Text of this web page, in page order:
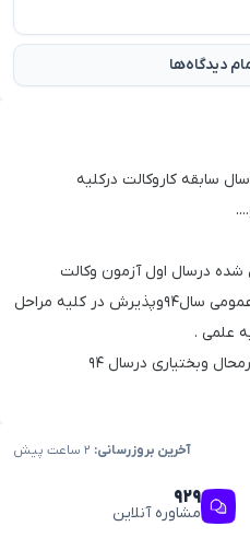
دیدگاه‌ها
وکیل پایه یک دادگستری بابیش از۱۰سال سابقه کاروکالت درکلیه
۳) قبول شده آزمون قضاوت جذب عمومی سال۹۴وپذیرش در کلیه مراحل
علمی .
آخرین بروزرسانی:
۹۲۹
مشاوره آنلاین